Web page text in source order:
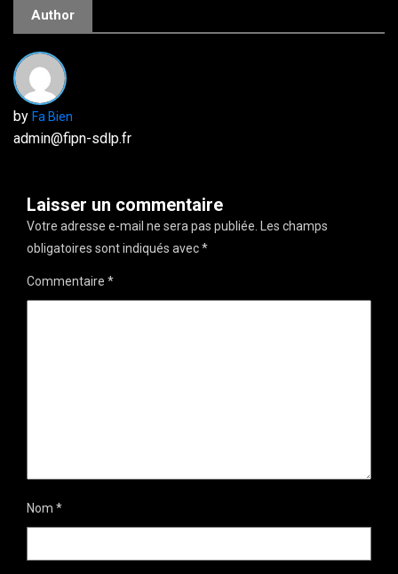
Author
by Fa Bien
admin@fipn-sdlp.fr
Laisser un commentaire
Votre adresse e-mail ne sera pas publiée. Les champs
obligatoires sont indiqués avec*
Commentaire *
Nom *